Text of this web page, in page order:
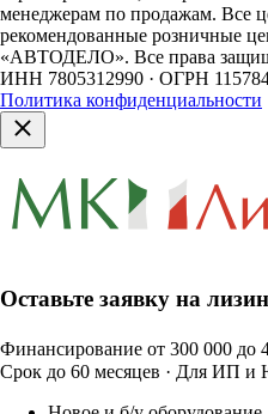
менеджерам по продажам. Все
рекомендованные розничные
«АВТОДЕЛО». Все права
ИНН 7805312990 · ОГРН
Политика конфиденциальности
Оставьте заявку на
Финансирование от 300 000 до
Срок до 60 месяцев · Для ИП